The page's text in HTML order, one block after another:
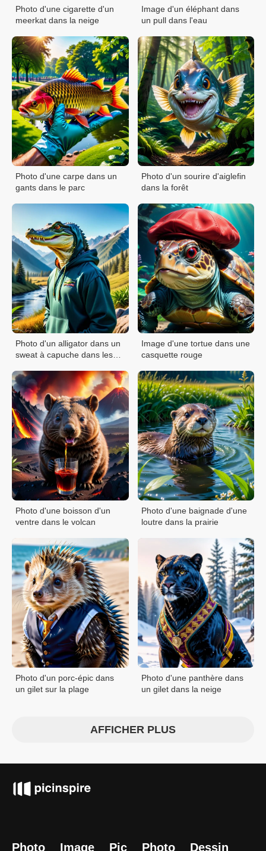
Photo d'une cigarette d'un
meerkat dans la neige
Image d'un éléphant dans
un pull dans l'eau
Photo d'une carpe dans un
gants dans le parc
Photo d'un sourire d'aiglefin
dans la forêt
Photo d'un alligator dans un
sweat à capuche dans les
Image d'une tortue dans une
casquette rouge
Photo d'une boisson d'un
ventre dans le volcan
Photo d'une baignade d'une
loutre dans la prairie
Photo d'un porc-épic dans
un gilet sur la plage
Photo d'une panthère dans
un gilet dans la neige
AFFICHER PLUS
Photo Image Pic Photo Dessin